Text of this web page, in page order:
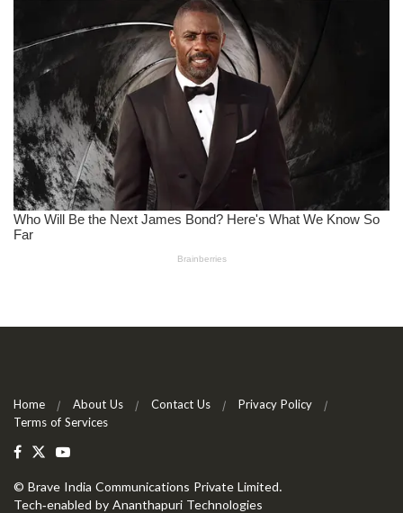
Home About Us Contact Us
Privacy Policy
Terms of Services
© Brave India Communications Private Limited.
Tech-enabled by Ananthapuri Technologies